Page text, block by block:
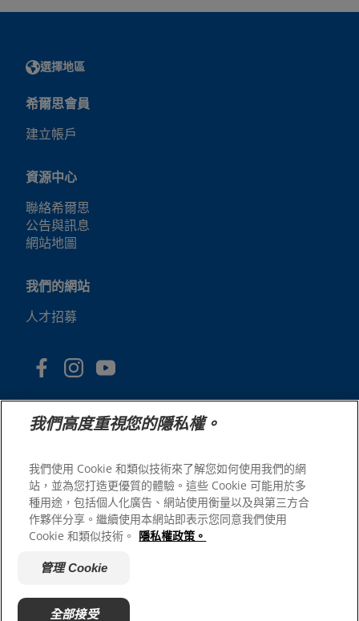
選擇地區
希爾思會員
建立帳戶
資源中心
聯絡希爾思
公告與訊息
網站地圖
我們的網站
人才招募
© 2025 Hill's Pet Nutrition, Inc.
版權所有。
本文所使用的商標僅指在美國註冊的商標；在其他地區的註
冊狀態可能有所不同。您使用本網站須遵守我們的條款。
我們高度重視您的隱私權。
我們使用 Cookie 和類似技術來了解您如何使用我們的網
站，並為您打造更優質的體驗。這些 Cookie 可能用於多
種用途，包括個人化廣告、網站使用衡量以及與第三方合
作夥伴分享。繼續使用本網站即表示您同意我們使用
Cookie 和類似技術。 隱私權政策。
管理 Cookie
全部接受